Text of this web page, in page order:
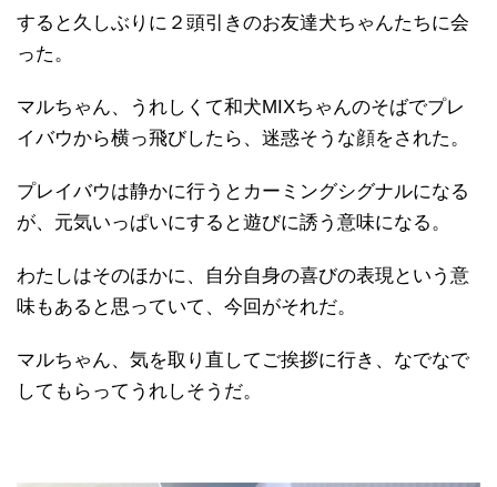
すると久しぶりに２頭引きのお友達犬ちゃんたちに会
った。
マルちゃん、うれしくて和犬MIXちゃんのそばでプレ
イバウから横っ飛びしたら、迷惑そうな顔をされた。
プレイバウは静かに行うとカーミングシグナルになる
が、元気いっぱいにすると遊びに誘う意味になる。
わたしはそのほかに、自分自身の喜びの表現という意
味もあると思っていて、今回がそれだ。
マルちゃん、気を取り直してご挨拶に行き、なでなで
してもらってうれしそうだ。